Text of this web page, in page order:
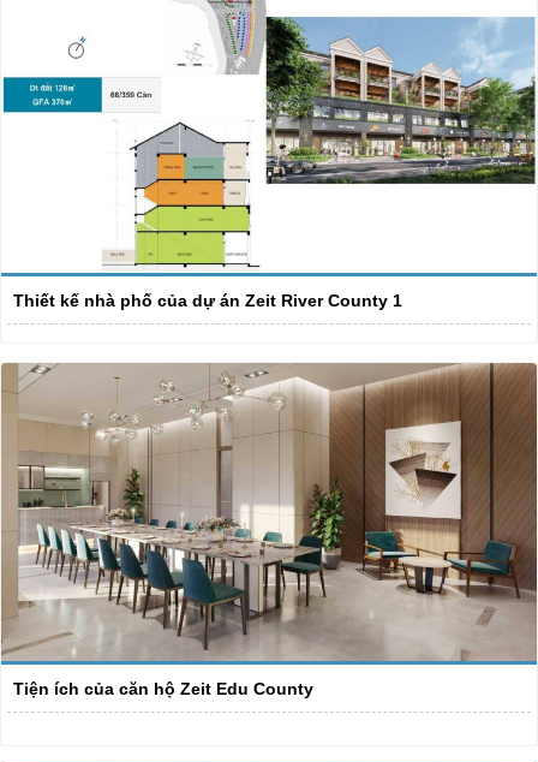
Thiết kế nhà phố của dự án Zeit River County 1
Tiện ích của căn hộ Zeit Edu County